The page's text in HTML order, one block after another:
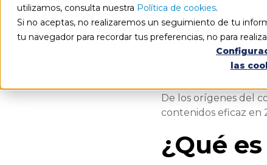
utilizamos, consulta nuestra Política de cookies.
Si no aceptas, no realizaremos un seguimiento de tu
tu navegador para recordar tus preferencias, no para
las
De los orígenes del
contenidos eficaz en
¿Qué